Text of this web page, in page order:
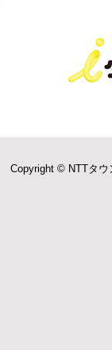
Copyright © NTTタウ